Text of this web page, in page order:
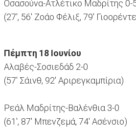
Οσασούνα-Ατλέτικο Μαδρίτης 0-
(27', 56' Ζοάο Φέλιξ, 79'
Πέμπτη 18 Ιουνίου
Αλαβές-Σοσιεδάδ 2-0
(57' Σάινθ, 92' Αριρεγκαμπίρια)
Ρεάλ Μαδρίτης-Βαλένθια 3-0
(61', 87' Μπενζεμά, 74' Ασένσιο)